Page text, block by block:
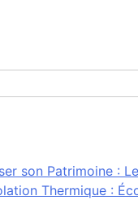
son Patrimoine :
Thermique :